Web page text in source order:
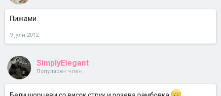
Пижами.
9 јули 2012
SimplyElegant
Популарен член